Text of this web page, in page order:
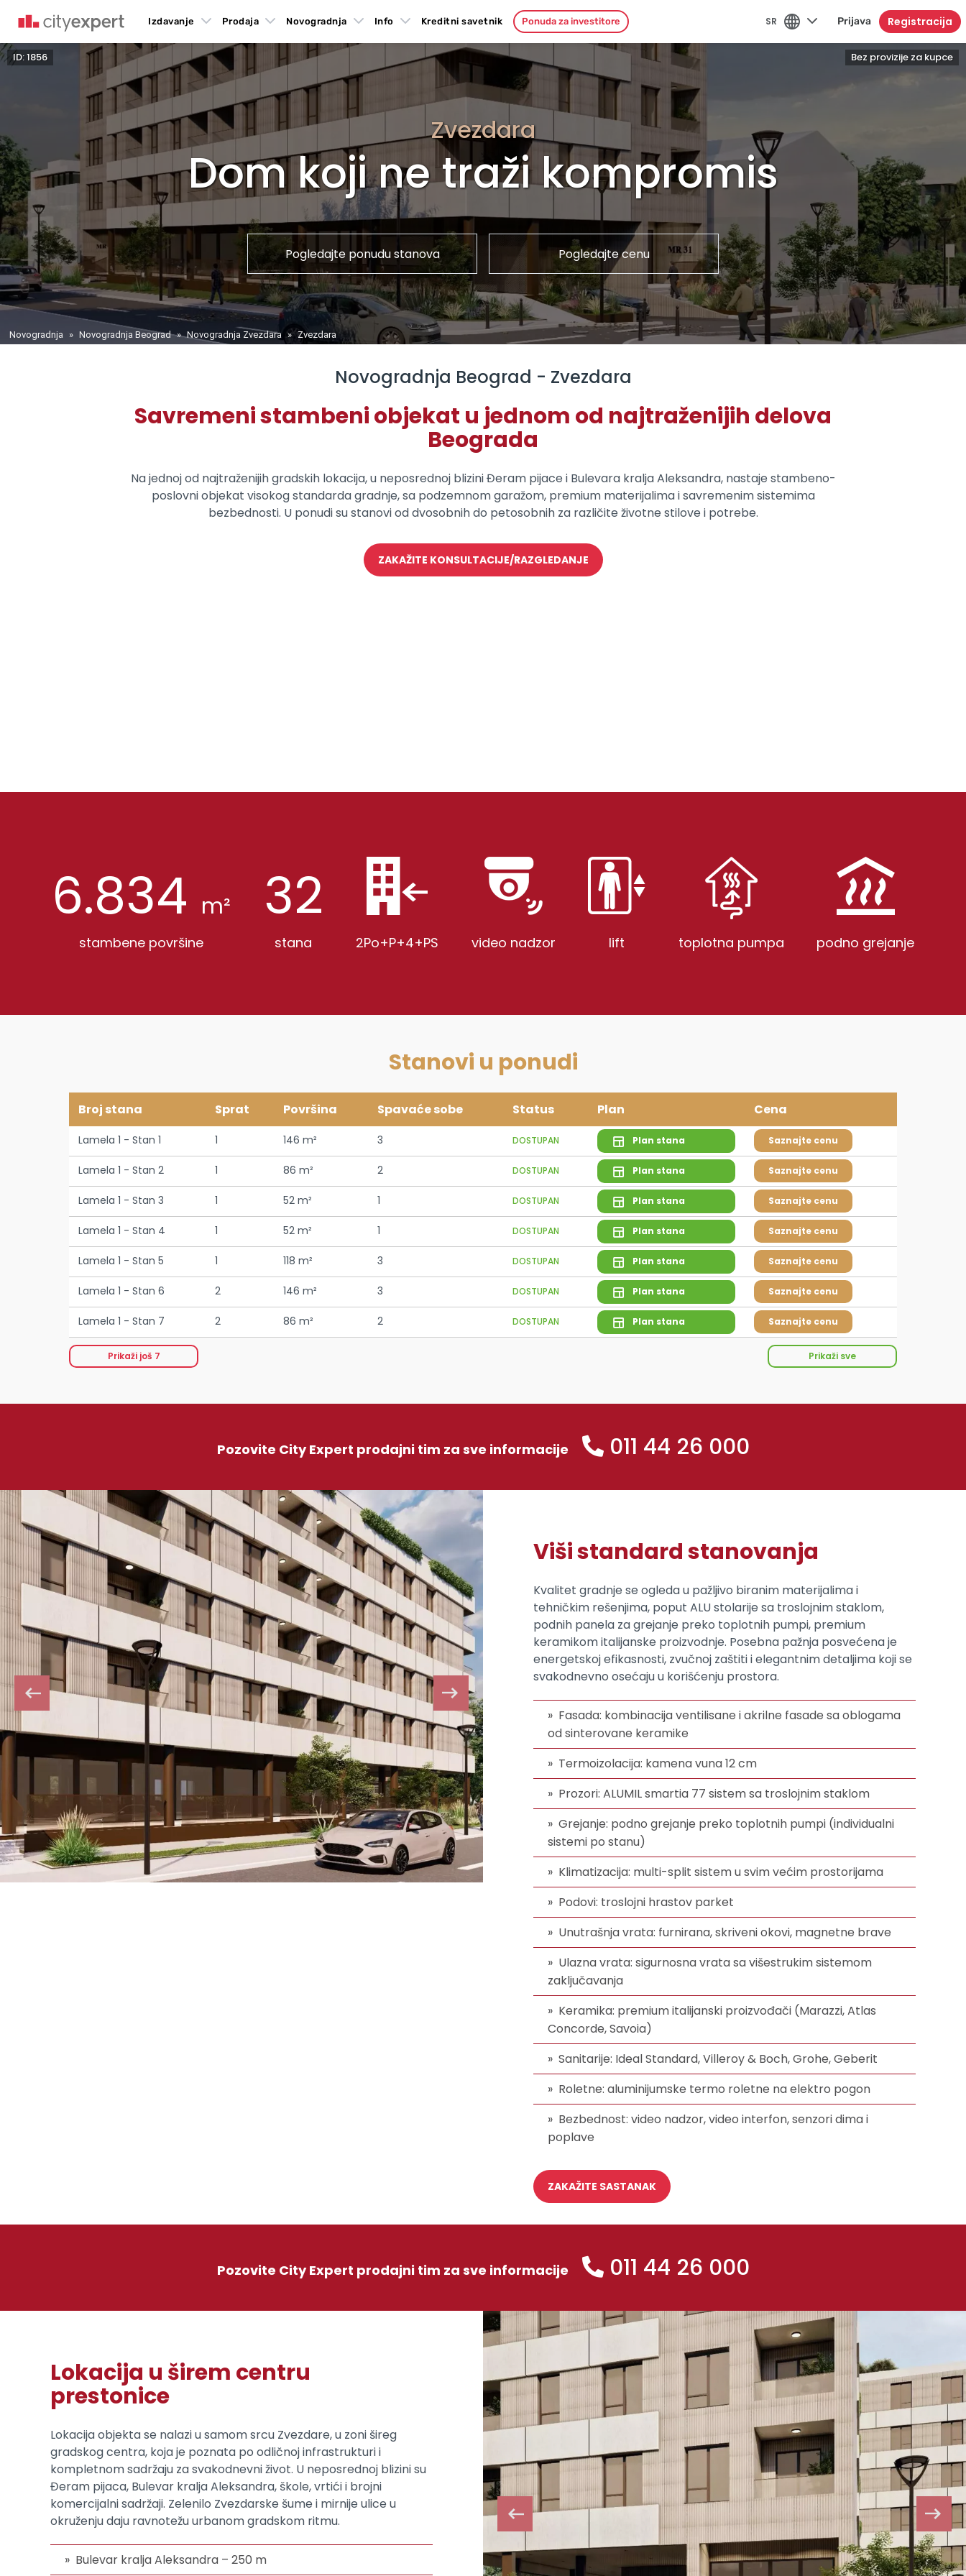
SR
Izdavanje Prodaja Novogradnja Info Kreditni savetnik Ponuda za investitore Prijava Registracija
ID: 1856 Bez provizije za kupce
Zvezdara
Dom koji ne traži kompromis
Pogledajte ponudu stanova Pogledajte cenu
You are here
Novogradnja » Novogradnja Beograd » Novogradnja Zvezdara » Zvezdara
Novogradnja Beograd - Zvezdara
Savremeni stambeni objekat u jednom od najtraženijih delova
Beograda
Na jednoj od najtraženijih gradskih lokacija, u neposrednoj blizini Đeram pijace i Bulevara kralja Aleksandra, nastaje stambeno-
poslovni objekat visokog standarda gradnje, sa podzemnom garažom, premium materijalima i savremenim sistemima
bezbednosti. U ponudi su stanovi od dvosobnih do petosobnih za različite životne stilove i potrebe.
ZAKAŽITE KONSULTACIJE/RAZGLEDANJE
6.834 m²
stambene površine
32
stana 2Po+P+4+PS video nadzor lift toplotna pumpa podno grejanje
Stanovi u ponudi
Broj stana Sprat Površina Spavaće sobe Status Plan Cena
Lamela 1 - Stan 1 1 146 m² 3 DOSTUPAN Plan stana Saznajte cenu
Lamela 1 - Stan 2 1 86 m² 2 DOSTUPAN Plan stana Saznajte cenu
Lamela 1 - Stan 3 1 52 m² 1 DOSTUPAN Plan stana Saznajte cenu
Lamela 1 - Stan 4 1 52 m² 1 DOSTUPAN Plan stana Saznajte cenu
Lamela 1 - Stan 5 1 118 m² 3 DOSTUPAN Plan stana Saznajte cenu
Lamela 1 - Stan 6 2 146 m² 3 DOSTUPAN Plan stana Saznajte cenu
Lamela 1 - Stan 7 2 86 m² 2 DOSTUPAN Plan stana Saznajte cenu
Prikaži još 7 Prikaži sve
Pozovite City Expert prodajni tim za sve informacije 011 44 26 000
Viši standard stanovanja
Kvalitet gradnje se ogleda u pažljivo biranim materijalima i
tehničkim rešenjima, poput ALU stolarije sa troslojnim staklom,
podnih panela za grejanje preko toplotnih pumpi, premium
keramikom italijanske proizvodnje. Posebna pažnja posvećena je
energetskoj efikasnosti, zvučnoj zaštiti i elegantnim detaljima koji se
svakodnevno osećaju u korišćenju prostora.
Fasada: kombinacija ventilisane i akrilne fasade sa oblogama
od sinterovane keramike
Termoizolacija: kamena vuna 12 cm
Prozori: ALUMIL smartia 77 sistem sa troslojnim staklom
Grejanje: podno grejanje preko toplotnih pumpi (individualni
sistemi po stanu)
Klimatizacija: multi-split sistem u svim većim prostorijama
Podovi: troslojni hrastov parket
Unutrašnja vrata: furnirana, skriveni okovi, magnetne brave
Ulazna vrata: sigurnosna vrata sa višestrukim sistemom
zaključavanja
Keramika: premium italijanski proizvođači (Marazzi, Atlas
Concorde, Savoia)
Sanitarije: Ideal Standard, Villeroy & Boch, Grohe, Geberit
Roletne: aluminijumske termo roletne na elektro pogon
Bezbednost: video nadzor, video interfon, senzori dima i
poplave
ZAKAŽITE SASTANAK
Pozovite City Expert prodajni tim za sve informacije 011 44 26 000
Lokacija u širem centru
prestonice
Lokacija objekta se nalazi u samom srcu Zvezdare, u zoni šireg
gradskog centra, koja je poznata po odličnoj infrastrukturi i
kompletnom sadržaju za svakodnevni život. U neposrednoj blizini su
Đeram pijaca, Bulevar kralja Aleksandra, škole, vrtići i brojni
komercijalni sadržaji. Zelenilo Zvezdarske šume i mirnije ulice u
okruženju daju ravnotežu urbanom gradskom ritmu.
Bulevar kralja Aleksandra – 250 m